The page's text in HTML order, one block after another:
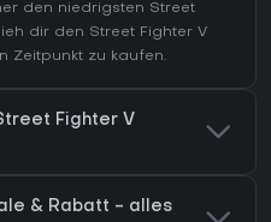
den niedrigsten Street
dir den Street Fighter V
Zeitpunkt zu kaufen.
Fighter V
& Rabatt - alles